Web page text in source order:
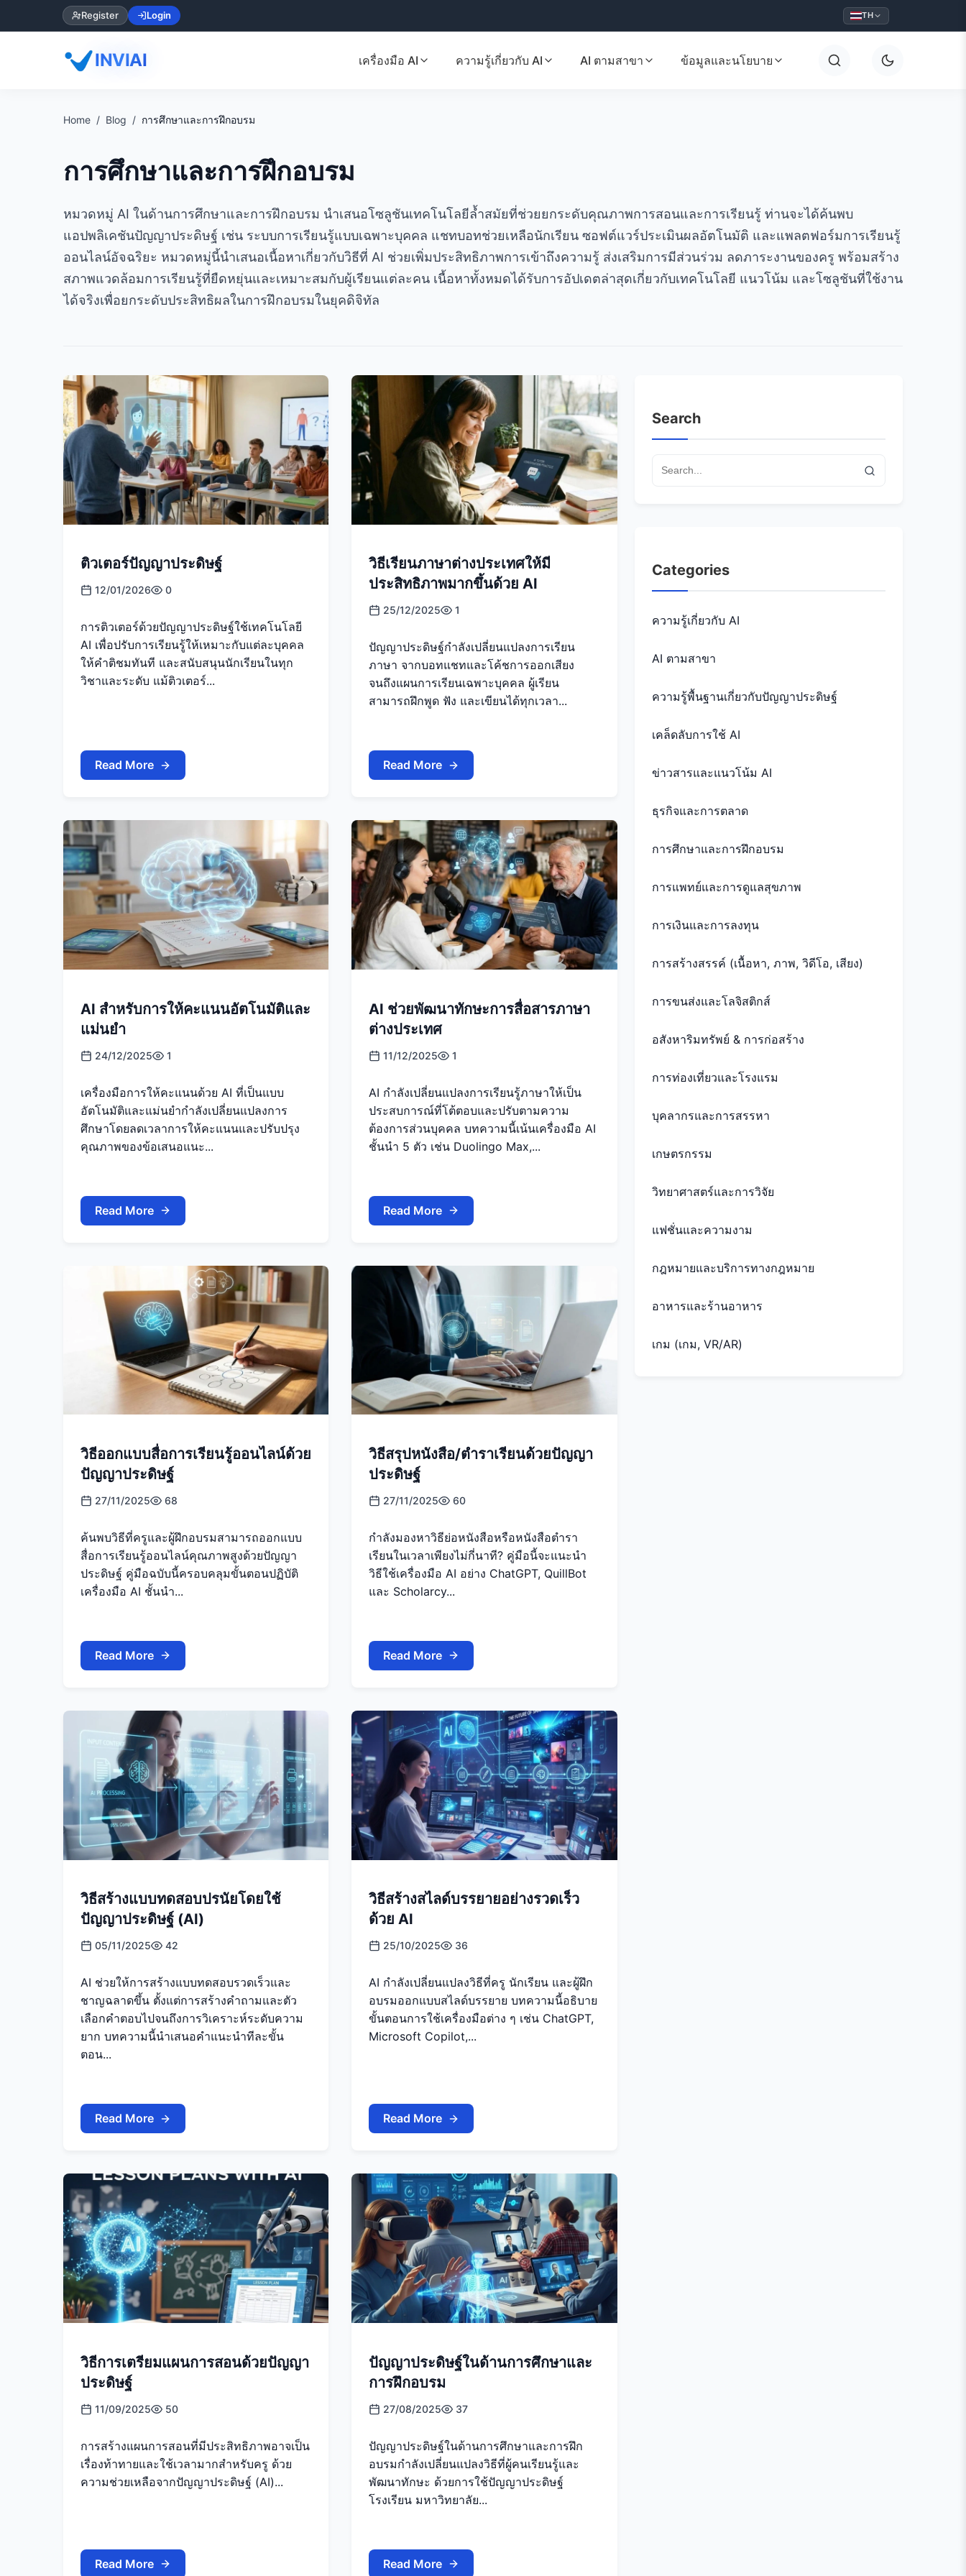
Register Login TH
INVIAI เครื่องมือ AI ความรู้เกี่ยวกับ AI AI ตามสาขา ข้อมูลและนโยบาย
Home Blog การศึกษาและการฝึกอบรม
การศึกษาและการฝึกอบรม
หมวดหมู่ AI ในด้านการศึกษาและการฝึกอบรม นำเสนอโซลูชันเทคโนโลยีล้ำสมัยที่ช่วยยกระดับคุณภาพการสอนและการเรียนรู้ ท่านจะได้ค้นพบ
แอปพลิเคชันปัญญาประดิษฐ์ เช่น ระบบการเรียนรู้แบบเฉพาะบุคคล แชทบอทช่วยเหลือนักเรียน ซอฟต์แวร์ประเมินผลอัตโนมัติ และแพลตฟอร์มการเรียนรู้
ออนไลน์อัจฉริยะ หมวดหมู่นี้นำเสนอเนื้อหาเกี่ยวกับวิธีที่ AI ช่วยเพิ่มประสิทธิภาพการเข้าถึงความรู้ ส่งเสริมการมีส่วนร่วม ลดภาระงานของครู พร้อมสร้าง
สภาพแวดล้อมการเรียนรู้ที่ยืดหยุ่นและเหมาะสมกับผู้เรียนแต่ละคน เนื้อหาทั้งหมดได้รับการอัปเดตล่าสุดเกี่ยวกับเทคโนโลยี แนวโน้ม และโซลูชันที่ใช้งาน
ได้จริงเพื่อยกระดับประสิทธิผลในการฝึกอบรมในยุคดิจิทัล
ติวเตอร์ปัญญาประดิษฐ์
12/01/2026 0
การติวเตอร์ด้วยปัญญาประดิษฐ์ใช้เทคโนโลยี
AI เพื่อปรับการเรียนรู้ให้เหมาะกับแต่ละบุคคล
ให้คำติชมทันที และสนับสนุนนักเรียนในทุก
วิชาและระดับ แม้ติวเตอร์...
Read More
วิธีเรียนภาษาต่างประเทศให้มี
ประสิทธิภาพมากขึ้นด้วย AI
25/12/2025 1
ปัญญาประดิษฐ์กำลังเปลี่ยนแปลงการเรียน
ภาษา จากบอทแชทและโค้ชการออกเสียง
จนถึงแผนการเรียนเฉพาะบุคคล ผู้เรียน
สามารถฝึกพูด ฟัง และเขียนได้ทุกเวลา...
Read More
AI สำหรับการให้คะแนนอัตโนมัติและ
แม่นยำ
24/12/2025 1
เครื่องมือการให้คะแนนด้วย AI ที่เป็นแบบ
อัตโนมัติและแม่นยำกำลังเปลี่ยนแปลงการ
ศึกษาโดยลดเวลาการให้คะแนนและปรับปรุง
คุณภาพของข้อเสนอแนะ...
Read More
AI ช่วยพัฒนาทักษะการสื่อสารภาษา
ต่างประเทศ
11/12/2025 1
AI กำลังเปลี่ยนแปลงการเรียนรู้ภาษาให้เป็น
ประสบการณ์ที่โต้ตอบและปรับตามความ
ต้องการส่วนบุคคล บทความนี้เน้นเครื่องมือ AI
ชั้นนำ 5 ตัว เช่น Duolingo Max,...
Read More
วิธีออกแบบสื่อการเรียนรู้ออนไลน์ด้วย
ปัญญาประดิษฐ์
27/11/2025 68
ค้นพบวิธีที่ครูและผู้ฝึกอบรมสามารถออกแบบ
สื่อการเรียนรู้ออนไลน์คุณภาพสูงด้วยปัญญา
ประดิษฐ์ คู่มือฉบับนี้ครอบคลุมขั้นตอนปฏิบัติ
เครื่องมือ AI ชั้นนำ...
Read More
วิธีสรุปหนังสือ/ตำราเรียนด้วยปัญญา
ประดิษฐ์
27/11/2025 60
กำลังมองหาวิธีย่อหนังสือหรือหนังสือตำรา
เรียนในเวลาเพียงไม่กี่นาที? คู่มือนี้จะแนะนำ
วิธีใช้เครื่องมือ AI อย่าง ChatGPT, QuillBot
และ Scholarcy...
Read More
วิธีสร้างแบบทดสอบปรนัยโดยใช้
ปัญญาประดิษฐ์ (AI)
05/11/2025 42
AI ช่วยให้การสร้างแบบทดสอบรวดเร็วและ
ชาญฉลาดขึ้น ตั้งแต่การสร้างคำถามและตัว
เลือกคำตอบไปจนถึงการวิเคราะห์ระดับความ
ยาก บทความนี้นำเสนอคำแนะนำทีละขั้น
ตอน...
Read More
วิธีสร้างสไลด์บรรยายอย่างรวดเร็ว
ด้วย AI
25/10/2025 36
AI กำลังเปลี่ยนแปลงวิธีที่ครู นักเรียน และผู้ฝึก
อบรมออกแบบสไลด์บรรยาย บทความนี้อธิบาย
ขั้นตอนการใช้เครื่องมือต่าง ๆ เช่น ChatGPT,
Microsoft Copilot,...
Read More
วิธีการเตรียมแผนการสอนด้วยปัญญา
ประดิษฐ์
11/09/2025 50
การสร้างแผนการสอนที่มีประสิทธิภาพอาจเป็น
เรื่องท้าทายและใช้เวลามากสำหรับครู ด้วย
ความช่วยเหลือจากปัญญาประดิษฐ์ (AI)...
Read More
ปัญญาประดิษฐ์ในด้านการศึกษาและ
การฝึกอบรม
27/08/2025 37
ปัญญาประดิษฐ์ในด้านการศึกษาและการฝึก
อบรมกำลังเปลี่ยนแปลงวิธีที่ผู้คนเรียนรู้และ
พัฒนาทักษะ ด้วยการใช้ปัญญาประดิษฐ์
โรงเรียน มหาวิทยาลัย...
Read More
Search
Categories
ความรู้เกี่ยวกับ AI
AI ตามสาขา
ความรู้พื้นฐานเกี่ยวกับปัญญาประดิษฐ์
เคล็ดลับการใช้ AI
ข่าวสารและแนวโน้ม AI
ธุรกิจและการตลาด
การศึกษาและการฝึกอบรม
การแพทย์และการดูแลสุขภาพ
การเงินและการลงทุน
การสร้างสรรค์ (เนื้อหา, ภาพ, วิดีโอ, เสียง)
การขนส่งและโลจิสติกส์
อสังหาริมทรัพย์ & การก่อสร้าง
การท่องเที่ยวและโรงแรม
บุคลากรและการสรรหา
เกษตรกรรม
วิทยาศาสตร์และการวิจัย
แฟชั่นและความงาม
กฎหมายและบริการทางกฎหมาย
อาหารและร้านอาหาร
เกม (เกม, VR/AR)